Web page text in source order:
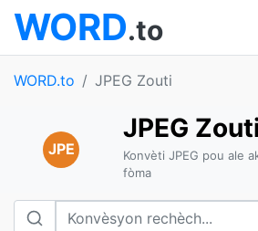
WORD.to
WORD.to JPEG Zouti
JPE
JPEG Zouti
Konvèti JPEG pou ale
fòma